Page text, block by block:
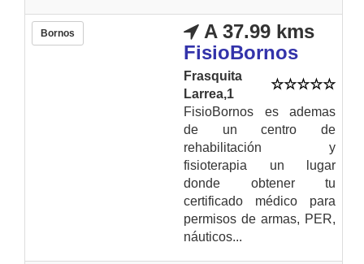
Bornos
A 37.99 kms
FisioBornos
Frasquita
Larrea,1
FisioBornos es ademas
de un centro de
rehabilitación y
fisioterapia un lugar
donde obtener tu
certificado médico para
permisos de armas, PER,
náuticos...